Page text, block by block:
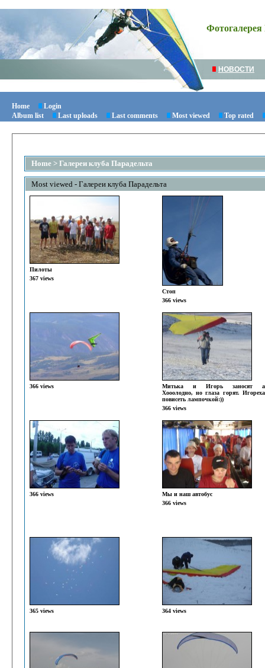
Фотогалерея
НОВОСТИ
Home
Login
Album list
Last uploads Last comments Most viewed Top rated
Home > Галереи клуба Парадельта
Most viewed - Галереи клуба Парадельта
Пилоты
367 views
Стоп
366 views
366 views
Митька и Игорь заносят
Хооолодно, но глаза горят.
повисеть лампочкой:))
366 views
366 views
Мы и наш автобус
366 views
365 views 364 views